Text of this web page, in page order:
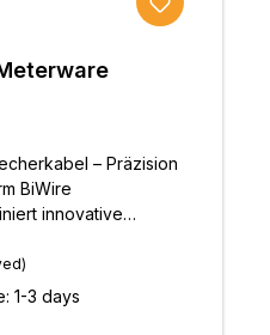
– Präzision
BiWire
innovative
Kupferleiter (OFC)
Isolierung
1-3 days